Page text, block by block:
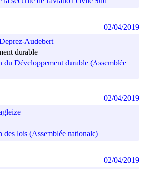
Audebert
durable
du Développement durable (Assemblée
02/04/2019
des lois (Assemblée nationale)
02/04/2019
02/04/2019